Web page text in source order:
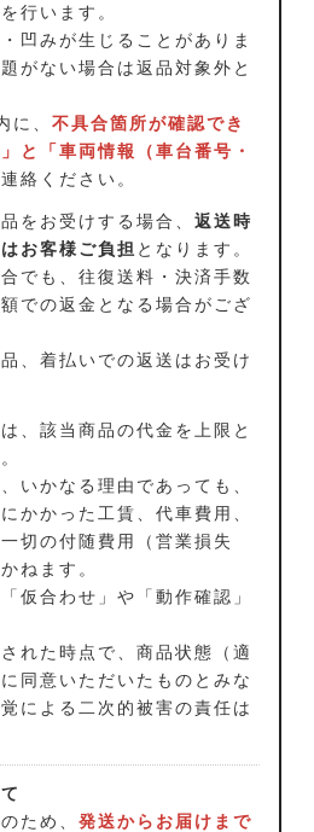
行います。
凹みが生じることがありま
がない場合は返品対象外と
に、 不具合箇所が確認でき
と「車両情報（車台番号・
絡ください。
をお受けする場合、 返送時
お客様ご負担 となります。
でも、往復送料・決済手数
での返金となる場合がござ
、着払いでの返送はお受け
、該当商品の代金を上限と
いかなる理由であっても、
かかった工賃、代車費用、
切の付随費用（営業損失
ねます。
仮合わせ」や「動作確認」
れた時点で、商品状態（適
同意いただいたものとみな
による二次的被害の責任は
ため、 発送からお届けまで